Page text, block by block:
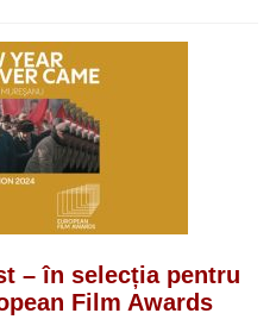
– în selecția pentru
Film Awards